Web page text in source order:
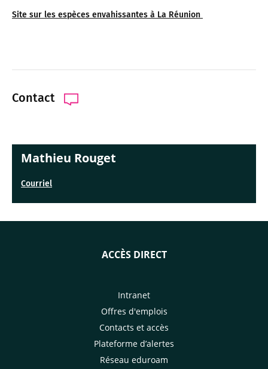
Site sur les espèces envahissantes à La Réunion
Contact
Mathieu Rouget
Courriel
ACCÈS DIRECT
Intranet
Offres d'emplois
Contacts et accès
Plateforme d’alertes
Réseau eduroam